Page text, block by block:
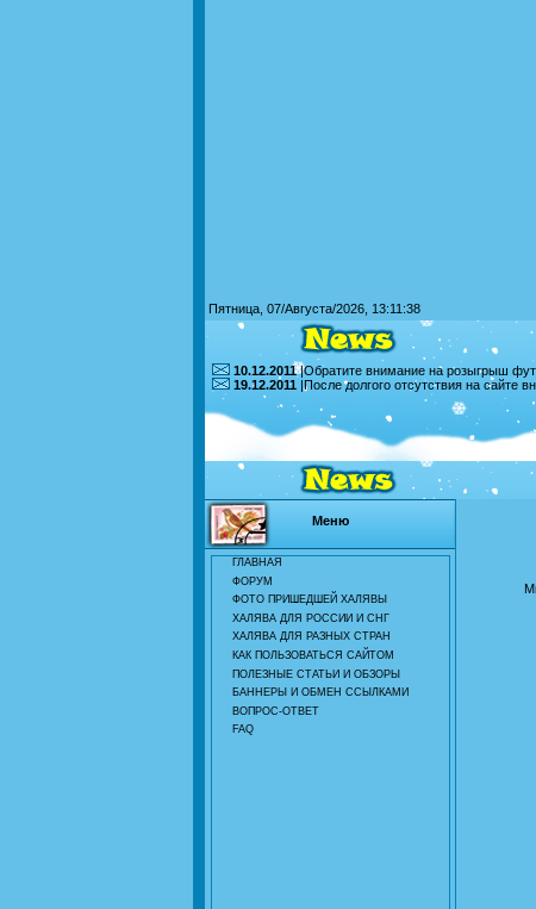
Пятница, 07/Августа/2026, 13:11:38
10.12.2011|Обратите внимание на розыгрыш
19.12.2011 |После долгого отсутствия на сайте
Меню
ГЛАВНАЯ
ФОРУМ
ФОТО ПРИШЕДШЕЙ ХАЛЯВЫ
ХАЛЯВА ДЛЯ РОССИИ И СНГ
ХАЛЯВА ДЛЯ РАЗНЫХ СТРАН
КАК ПОЛЬЗОВАТЬСЯ САЙТОМ
ПОЛЕЗНЫЕ СТАТЬИ И ОБЗОРЫ
БАННЕРЫ И ОБМЕН ССЫЛКАМИ
ВОПРОС-ОТВЕТ
FAQ